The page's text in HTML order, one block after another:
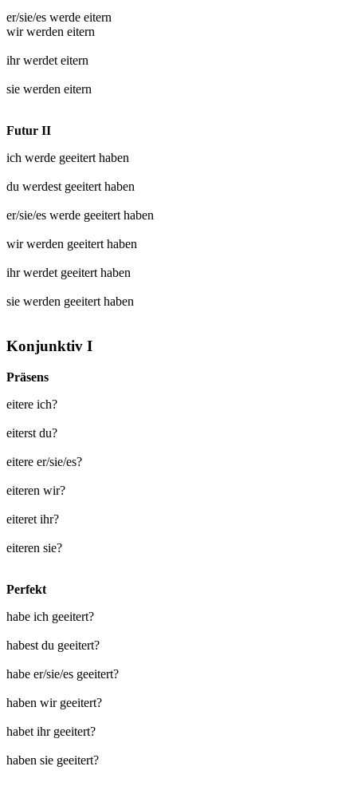
er/sie/es werde eitern
wir werden eitern
ihr werdet eitern
sie werden eitern
Futur II
ich werde geeitert haben
du werdest geeitert haben
er/sie/es werde geeitert haben
wir werden geeitert haben
ihr werdet geeitert haben
sie werden geeitert haben
Konjunktiv I
Präsens
eitere ich?
eiterst du?
eitere er/sie/es?
eiteren wir?
eiteret ihr?
eiteren sie?
Perfekt
habe ich geeitert?
habest du geeitert?
habe er/sie/es geeitert?
haben wir geeitert?
habet ihr geeitert?
haben sie geeitert?